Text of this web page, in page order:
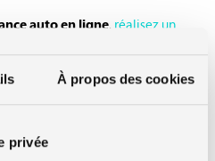
À propos des cookies
privée
auto en ligne, réalisez un
auto adaptées à votre